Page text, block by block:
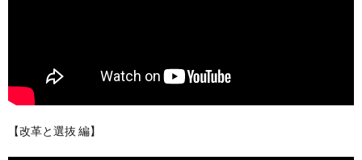
【改革と選抜 編】